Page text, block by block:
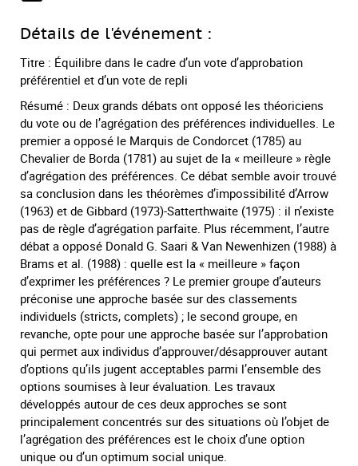
Détails de l'événement :
Titre : Équilibre dans le cadre d’un vote d’approbation
préférentiel et d’un vote de repli
Résumé : Deux grands débats ont opposé les théoriciens
du vote ou de l’agrégation des préférences individuelles. Le
premier a opposé le Marquis de Condorcet (1785) au
Chevalier de Borda (1781) au sujet de la « meilleure » règle
d’agrégation des préférences. Ce débat semble avoir trouvé
sa conclusion dans les théorèmes d’impossibilité d’Arrow
(1963) et de Gibbard (1973)-Satterthwaite (1975) : il n’existe
pas de règle d’agrégation parfaite. Plus récemment, l’autre
débat a opposé Donald G. Saari & Van Newenhizen (1988) à
Brams et al. (1988) : quelle est la « meilleure » façon
d’exprimer les préférences ? Le premier groupe d’auteurs
préconise une approche basée sur des classements
individuels (stricts, complets) ; le second groupe, en
revanche, opte pour une approche basée sur l’approbation
qui permet aux individus d’approuver/désapprouver autant
d’options qu’ils jugent acceptables parmi l’ensemble des
options soumises à leur évaluation. Les travaux
développés autour de ces deux approches se sont
principalement concentrés sur des situations où l’objet de
l’agrégation des préférences est le choix d’une option
unique ou d’un optimum social unique.